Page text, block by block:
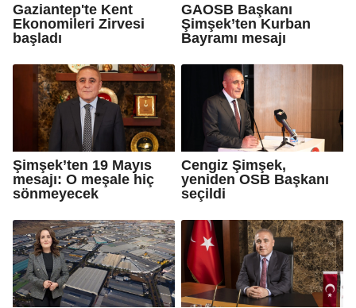
Gaziantep'te Kent
Ekonomileri Zirvesi
başladı
GAOSB Başkanı
Şimşek’ten Kurban
Bayramı mesajı
Şimşek’ten 19 Mayıs
mesajı: O meşale hiç
sönmeyecek
Cengiz Şimşek,
yeniden OSB Başkanı
seçildi